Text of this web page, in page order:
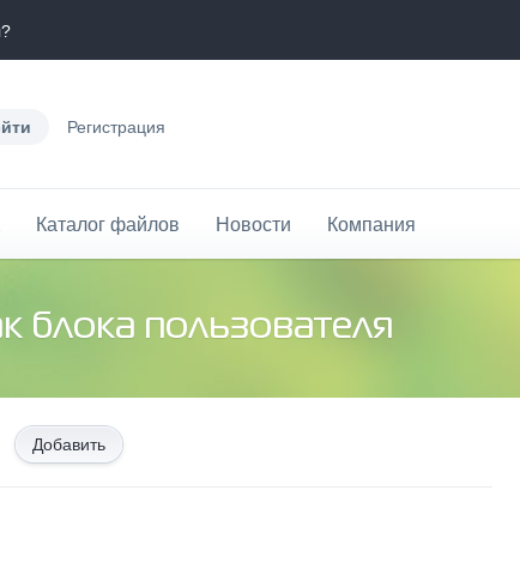
Регистрация
Каталог файлов Новости Компания
блока пользователя
Добавить